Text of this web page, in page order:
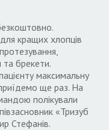
кращих хлопців
та брекети.
максимальну
ще раз. На
полікували
«Тризуб
Стефанів.